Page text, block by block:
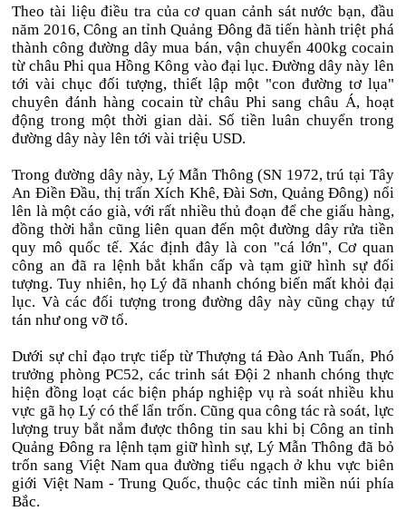
Theo tài liệu điều tra của cơ quan cảnh sát nước bạn, đầu
năm 2016, Công an tỉnh Quảng Đông đã tiến hành triệt phá
thành công đường dây mua bán, vận chuyển 400kg cocain
từ châu Phi qua Hồng Kông vào đại lục. Đường dây này lên
tới vài chục đối tượng, thiết lập một "con đường tơ lụa"
chuyên đánh hàng cocain từ châu Phi sang châu Á, hoạt
động trong một thời gian dài. Số tiền luân chuyển trong
đường dây này lên tới vài triệu USD.
Trong đường dây này, Lý Mẫn Thông (SN 1972, trú tại Tây
An Điền Đầu, thị trấn Xích Khê, Đài Sơn, Quảng Đông) nổi
lên là một cáo già, với rất nhiều thủ đoạn để che giấu hàng,
đồng thời hắn cũng liên quan đến một đường dây rửa tiền
quy mô quốc tế. Xác định đây là con "cá lớn", Cơ quan
công an đã ra lệnh bắt khẩn cấp và tạm giữ hình sự đối
tượng. Tuy nhiên, họ Lý đã nhanh chóng biến mất khỏi đại
lục. Và các đối tượng trong đường dây này cũng chạy tứ
tán như ong vỡ tổ.
Dưới sự chỉ đạo trực tiếp từ Thượng tá Đào Anh Tuấn, Phó
trưởng phòng PC52, các trinh sát Đội 2 nhanh chóng thực
hiện đồng loạt các biện pháp nghiệp vụ rà soát nhiều khu
vực gã họ Lý có thể lẩn trốn. Cũng qua công tác rà soát, lực
lượng truy bắt nắm được thông tin sau khi bị Công an tỉnh
Quảng Đông ra lệnh tạm giữ hình sự, Lý Mẫn Thông đã bỏ
trốn sang Việt Nam qua đường tiểu ngạch ở khu vực biên
giới Việt Nam - Trung Quốc, thuộc các tỉnh miền núi phía
Bắc.